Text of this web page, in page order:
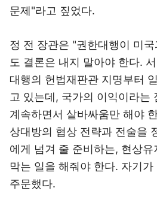
문제"라고 짚었다.
정 전 장관은 "권한대행이 미
도 결론은 내지 말아야 한다.
대행의 헌법재판관 지명부터
고 있는데, 국가의 이익이라는
계속하면서 샅바싸움만 해야
상대방의 협상 전략과 전술을
에게 넘겨 줄 준비하는, 현상
막는 일을 해줘야 한다. 자기
주문했다.